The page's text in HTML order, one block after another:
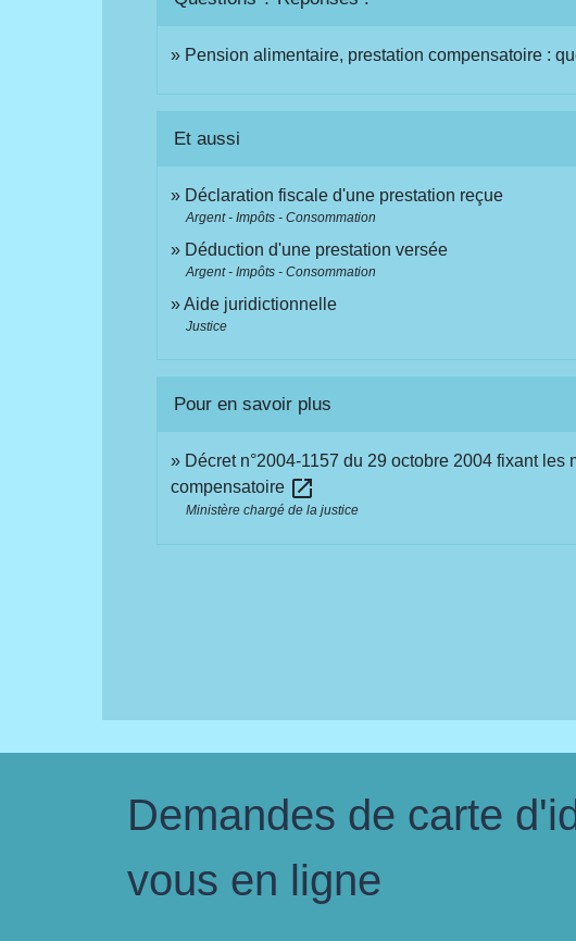
Pension alimentaire, prestation compensatoire :
Et aussi
Déclaration fiscale d'une prestation reçue
Argent - Impôts - Consommation
Déduction d'une prestation versée
Argent - Impôts - Consommation
Aide juridictionnelle
Justice
Pour en savoir plus
Décret n°2004-1157 du 29 octobre 2004 fixant
compensatoire open_in_new
Ministère chargé de la justice
Demandes de carte
vous en ligne